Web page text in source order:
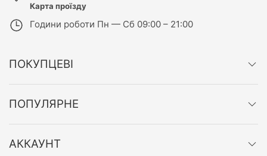
Карта проїзду
Години роботи Пн — Сб 09:00 – 21:00
ПОКУПЦЕВІ
ПОПУЛЯРНЕ
АККАУНТ